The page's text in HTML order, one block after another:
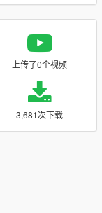
上传了0个视频
3,681次下载